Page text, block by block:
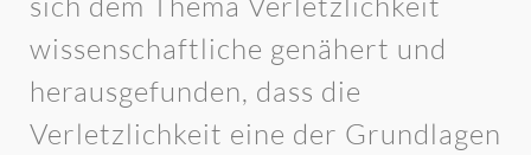
wissenschaftliche genähert und
herausgefunden, dass die
Verletzlichkeit eine der Grundlagen